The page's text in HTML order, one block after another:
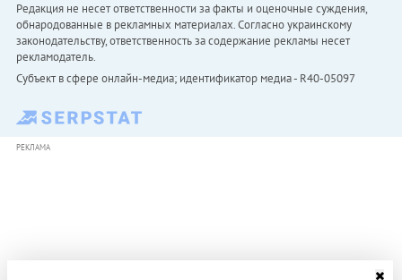
Редакция не несет ответственности за факты и оценочные суждения,
обнародованные в рекламных материалах. Согласно украинскому
законодательству, ответственность за содержание рекламы несет
рекламодатель.
Субъект в сфере онлайн-медиа; идентификатор медиа - R40-05097
РЕКЛАМА